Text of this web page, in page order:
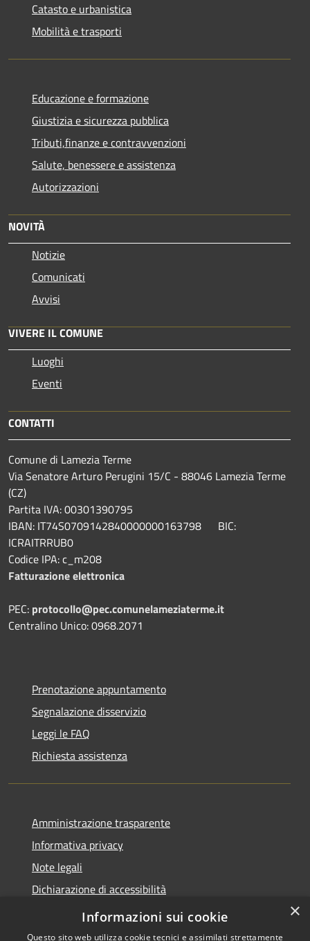
Catasto e urbanistica
Mobilità e trasporti
Educazione e formazione
Giustizia e sicurezza pubblica
Tributi,finanze e contravvenzioni
Salute, benessere e assistenza
Autorizzazioni
NOVITÀ
Notizie
Comunicati
Avvisi
VIVERE IL COMUNE
Luoghi
Eventi
CONTATTI
Comune di Lamezia Terme
Via Senatore Arturo Perugini 15/C - 88046 Lamezia Terme
(CZ)
Partita IVA: 00301390795
IBAN: IT74S0709142840000000163798 BIC:
ICRAITRRUB0
Codice IPA: c_m208
Fatturazione elettronica
PEC: protocollo@pec.comunelameziaterme.it
Centralino Unico: 0968.2071
Prenotazione appuntamento
Segnalazione disservizio
Leggi le FAQ
Richiesta assistenza
Amministrazione trasparente
Informativa privacy
Note legali
Dichiarazione di accessibilità
Feedback accessibilità
×
Informazioni sui cookie
Questo sito web utilizza cookie tecnici e assimilati strettamente